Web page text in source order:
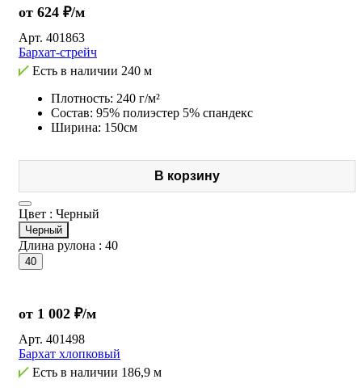
от 624 ₽/м
Арт. 401863
Бархат-стрейч
Есть в наличии 240 м
Плотность: 240 г/м²
Состав: 95% полиэстер 5% спандекс
Ширина: 150см
В корзину
Цвет : Черный
Черный
Длина рулона : 40
40
от 1 002 ₽/м
Арт. 401498
Бархат хлопковый
Есть в наличии 186,9 м